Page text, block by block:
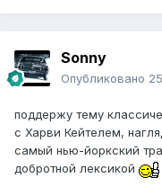
Sonny
Опубликовано
поддержу тему
с Харви Кейтелем,
самый нью-йоркский
добротной лексикой